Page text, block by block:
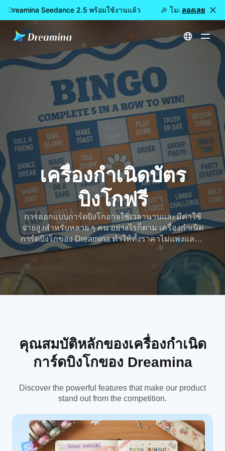
Dreamina Seedance 2.5 พร้อมใช้งานแล้ว 🎉 โมเดลใหม่เปิดใ
ลองเลย
หน้าหลัก สร้าง เครื่องกำเนิดบัตรบิงโกฟรี
เครื่องกำเนิดบัตร
บิงโกฟรี
การออกแบบการ์ดบิงโกอาจใช้เวลานานและมีค่าใช้
จ่ายสูงสำหรับหลาย ๆ คน อย่างไรก็ตาม เครื่องกำเนิด
การ์ดบิงโกของ Dreamina ทำให้ทั้งราคาไม่แพงและมี
ประสิทธิภาพ ช่วยให้คุณประหยัดเวลาและเงิน ลอง
คุณสมบัติหลักของเครื่องกำเนิด
การ์ดบิงโกของ Dreamina
Discover the powerful features that make our product
stand out from the competition.